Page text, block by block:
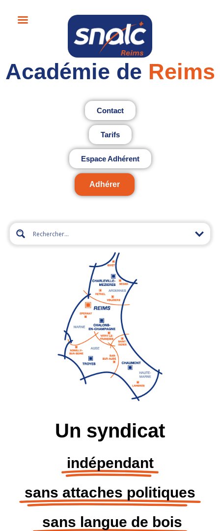
Académie de Reims
Contact
Tarifs
Espace Adhérent
Adhérer
Un syndicat
indépendant
sans attaches politiques
sans langue de bois